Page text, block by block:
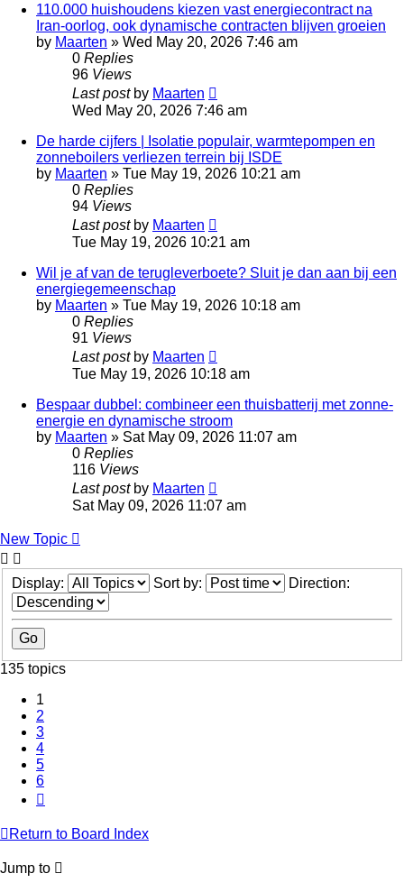
110.000 huishoudens kiezen vast energiecontract na
Iran-oorlog, ook dynamische contracten blijven groeien
by Maarten » Wed May 20, 2026 7:46 am
0 Replies
96 Views
Last post by Maarten
Wed May 20, 2026 7:46 am
De harde cijfers | Isolatie populair, warmtepompen en
zonneboilers verliezen terrein bij ISDE
by Maarten » Tue May 19, 2026 10:21 am
0 Replies
94 Views
Last post by Maarten
Tue May 19, 2026 10:21 am
Wil je af van de terugleverboete? Sluit je dan aan bij een
energiegemeenschap
by Maarten » Tue May 19, 2026 10:18 am
0 Replies
91 Views
Last post by Maarten
Tue May 19, 2026 10:18 am
Bespaar dubbel: combineer een thuisbatterij met zonne-
energie en dynamische stroom
by Maarten » Sat May 09, 2026 11:07 am
0 Replies
116 Views
Last post by Maarten
Sat May 09, 2026 11:07 am
New Topic
Display: Sort by: Direction:
135 topics
1
2
3
4
5
6
Return to Board Index
Jump to